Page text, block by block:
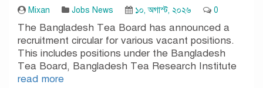
Mixan Jobs News ১০, অগাস্ট, ২০২৬ 0
The Bangladesh Tea Board has announced a
recruitment circular for various vacant positions.
This includes positions under the Bangladesh
Tea Board, Bangladesh Tea Research Institute
read more